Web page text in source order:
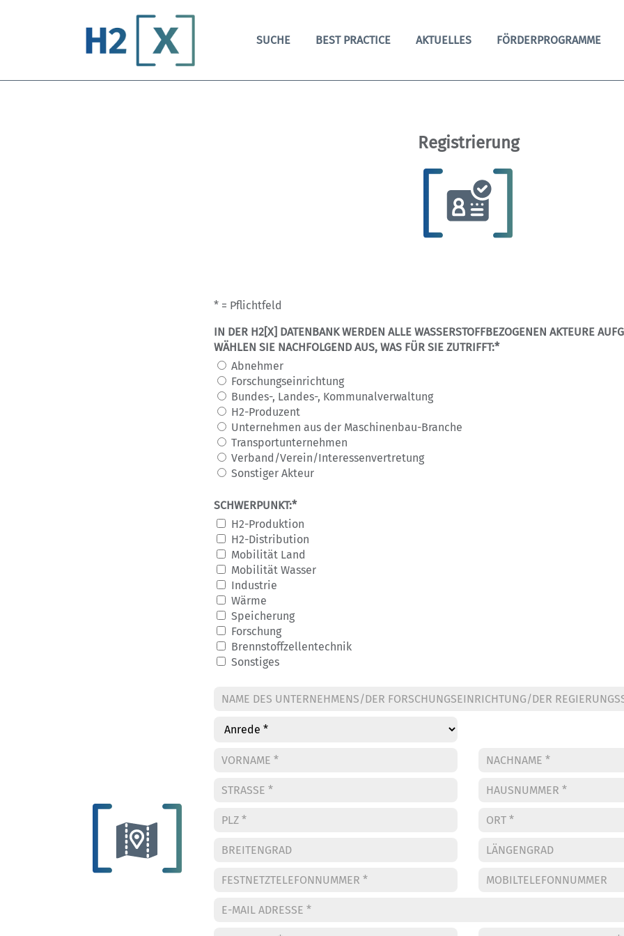
SUCHE BEST PRACTICE AKTUELLES FÖRDERPROGRAMME
Registrierung
* = Pflichtfeld
IN DER H2[X] DATENBANK WERDEN ALLE WASSERSTOFFBEZOGENEN AKTEURE
WÄHLEN SIE NACHFOLGEND AUS, WAS FÜR SIE ZUTRIFFT:*
Abnehmer
Forschungseinrichtung
Bundes-, Landes-, Kommunalverwaltung
H2-Produzent
Unternehmen aus der Maschinenbau-Branche
Transportunternehmen
Verband/Verein/Interessenvertretung
Sonstiger Akteur
SCHWERPUNKT:*
H2-Produktion
H2-Distribution
Mobilität Land
Mobilität Wasser
Industrie
Wärme
Speicherung
Forschung
Brennstoffzellentechnik
Sonstiges